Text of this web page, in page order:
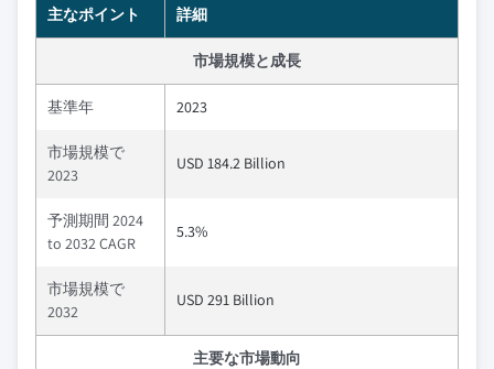
主なポイント 詳細
市場規模と成長
基準年 2023
市場規模で
2023
USD 184.2 Billion
予測期間 2024
to 2032 CAGR
5.3%
市場規模で
2032
USD 291 Billion
主要な市場動向